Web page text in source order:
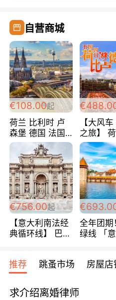
自营商城
€108.00起
荷兰 比利时 卢
森堡 德国 法国
超爽玩遍西欧 循
环线 全程四星宾
馆 108欧/人/天
【大风
之旅】
法 巴黎
典五国四
488欧/人
€756.00起
【意大利南法经
典循环线】 巴黎
宾馆 108欧/天起
全程756欧/位
全年团期
绿线 「
欧/天起
推荐 跳蚤市场 房屋店
求介绍离婚律师